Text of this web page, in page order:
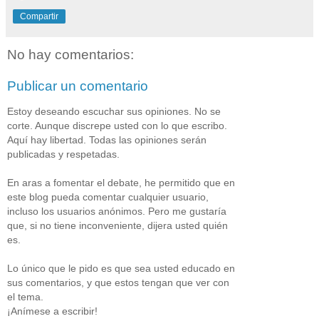
Compartir
No hay comentarios:
Publicar un comentario
Estoy deseando escuchar sus opiniones. No se
corte. Aunque discrepe usted con lo que escribo.
Aquí hay libertad. Todas las opiniones serán
publicadas y respetadas.
En aras a fomentar el debate, he permitido que en
este blog pueda comentar cualquier usuario,
incluso los usuarios anónimos. Pero me gustaría
que, si no tiene inconveniente, dijera usted quién
es.
Lo único que le pido es que sea usted educado en
sus comentarios, y que estos tengan que ver con
el tema.
¡Anímese a escribir!